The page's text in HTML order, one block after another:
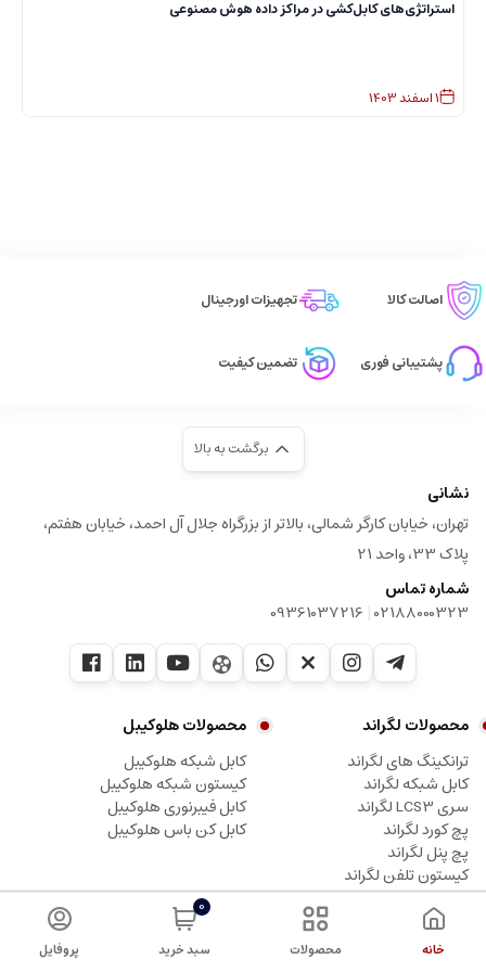
استراتژی‌های کابل‌کشی در مراکز داده هوش مصنوعی
1اسفند1403
اصالت کالا تجهیزات اورجینال
پشتیبانی فوری تضمین کیفیت
برگشت به بالا
نشانی
تهران، خیابان کارگر شمالی، بالاتر از بزرگراه جلال آل احمد، خیابان هفتم،
پلاک 33، واحد 21
شماره تماس
02188000323
|
09361037216
محصولات لگراند
ترانکینگ های لگراند
کابل شبکه لگراند
سری LCS3 لگراند
پچ کورد لگراند
پچ پنل لگراند
کیستون تلفن لگراند
محصولات هلوکیبل
کابل شبکه هلوکیبل
کیستون شبکه هلوکیبل
کابل فیبرنوری هلوکیبل
کابل کن باس هلوکیبل
کلیه حقوق این وبسایت متعلق به شرکت آلما شبکه پرداز، نماینده لگراند می باشد.
خانه محصولات
0
سبد خرید پروفایل